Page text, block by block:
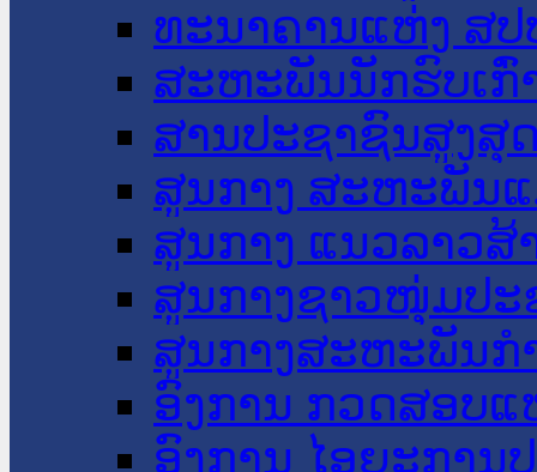
ທະນາຄານແຫ່ງ ສປ
ສະຫະພັນນັກຮົບເກົ່
ສານປະຊາຊົນສູງສຸ
ສູນກາງ ສະຫະພັນ
ສູນກາງ ແນວລາວສ້
ສູນກາງຊາວໜຸ່ມປະ
ສູນກາງສະຫະພັນກ
ອົງການ ກວດສອບແ
ອົງການ ໄອຍະການ